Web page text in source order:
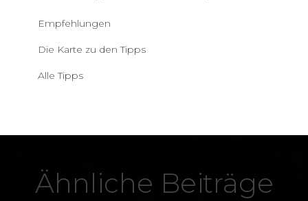
Empfehlungen
Die Karte zu den Tipps
Alle Tipps
Ähnliche Beiträge